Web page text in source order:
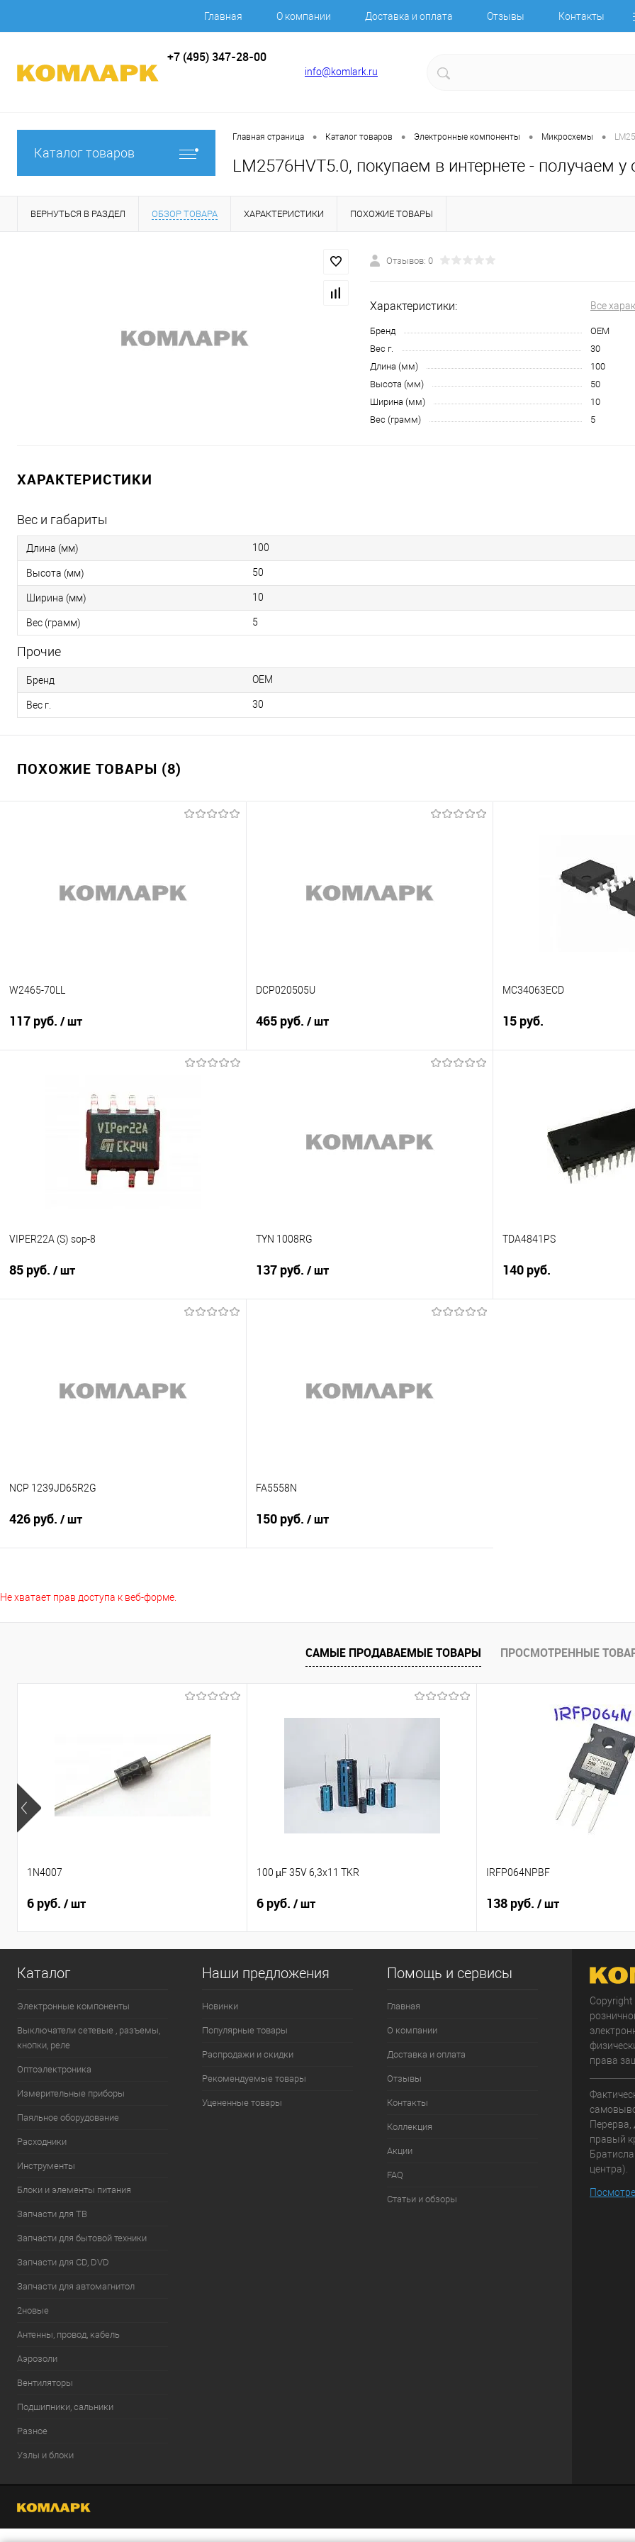
Главная О компании Доставка и оплата Отзывы Контакты
+7 (495) 347-28-00
info@komlark.ru
Каталог товаров
Главная страница • Каталог товаров • Электронные компоненты • Микросхемы •
LM2576HVT5.0, покупаем в интернете - получаем у
ВЕРНУТЬСЯ В РАЗДЕЛ ОБЗОР ТОВАРА ХАРАКТЕРИСТИКИ ПОХОЖИЕ ТОВАРЫ
Отзывов: 0
Характеристики: Все
Бренд
OEM
Вес г.
30
Длина (мм)
100
Высота (мм)
50
Ширина (мм)
10
Вес (грамм)
5
ХАРАКТЕРИСТИКИ
Вес и габариты
Длина (мм) 100
Высота (мм) 50
Ширина (мм) 10
Вес (грамм) 5
Прочие
Бренд OEM
Вес г. 30
ПОХОЖИЕ ТОВАРЫ (8)
W2465-70LL
117 руб. / шт
Недоступно
DCP020505U
465 руб. / шт
В избранное
Недоступно
MC34063ECD
15 руб.
В избранное
VIPER22A (S) sop-8
85 руб. / шт
В избранное
В наличии
TYN 1008RG
137 руб. / шт
В избранное
Недоступно
TDA4841PS
140 руб.
NCP 1239JD65R2G
426 руб. / шт
FA5558N
150 руб. / шт
Не хватает прав доступа к веб-форме.
САМЫЕ ПРОДАВАЕМЫЕ ТОВАРЫ ПРОСМОТРЕННЫЕ
1N4007
6 руб. / шт
100 µF 35V 6,3x11 TKR
6 руб. / шт
IRFP064NPBF
138 руб. / шт
Каталог
Электронные компоненты
Выключатели сетевые , разъемы,
кнопки, реле
Оптоэлектроника
Измерительные приборы
Паяльное оборудование
Расходники
Инструменты
Блоки и элементы питания
Запчасти для ТВ
Запчасти для бытовой техники
Запчасти для CD, DVD
Запчасти для автомагнитол
2новые
Антенны, провод, кабель
Аэрозоли
Вентиляторы
Подшипники, сальники
Разное
Узлы и блоки
Наши предложения
Новинки
Популярные товары
Распродажи и скидки
Рекомендуемые товары
Уцененные товары
Помощь и сервисы
Главная
О компании
Доставка и оплата
Отзывы
Контакты
Коллекция
Акции
FAQ
Статьи и обзоры
права
Перерва,
правый
центра).